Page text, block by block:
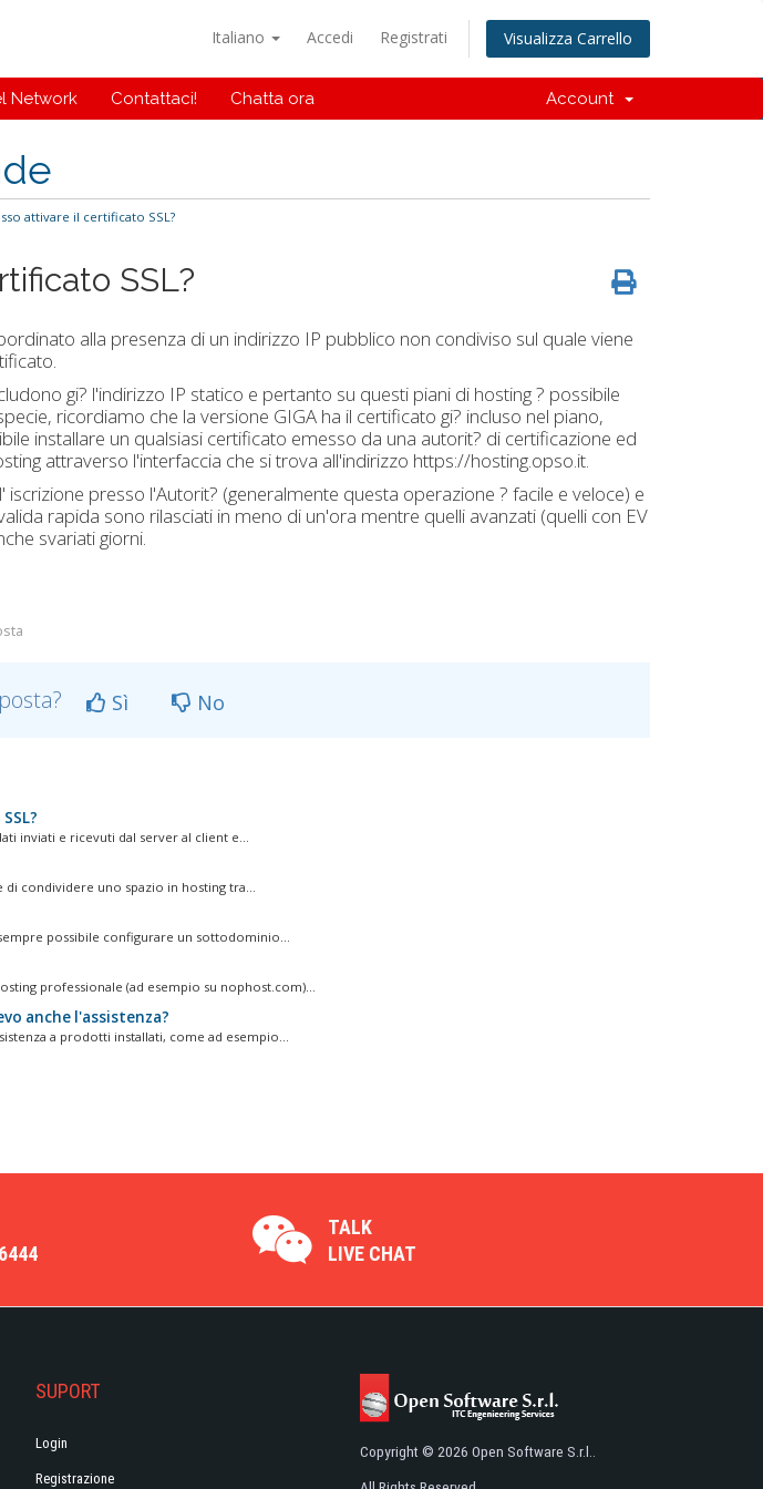
Italiano Accedi Registrati Visualizza Carrello
Network Contattaci! Chatta ora Account
attivare il certificato SSL?
SSL?
alla presenza di un indirizzo IP pubblico non condiviso sul quale viene
gi? l'indirizzo IP statico e pertanto su questi piani di hosting ? possibile
ricordiamo che la versione GIGA ha il certificato gi? incluso nel piano,
installare un qualsiasi certificato emesso da una autorit? di certificazione ed
attraverso l'interfaccia che si trova all'indirizzo https://hosting.opso.it.
iscrizione presso l'Autorit? (generalmente questa operazione ? facile e veloce) e
rapida sono rilasciati in meno di un'ora mentre quelli avanzati (quelli con EV
svariati giorni.
Sì No
inviati e ricevuti dal server al client e...
condividere uno spazio in hosting tra...
possibile configurare un sottodominio...
professionale (ad esempio su nophost.com)...
anche l'assistenza?
a prodotti installati, come ad esempio...
TALK
LIVE CHAT
SUPORT
Login
Registrazione
Copyright © 2026 Open Software S.r.l..